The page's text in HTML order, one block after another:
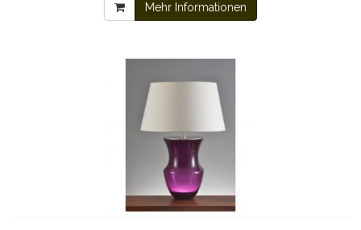
Mehr Informationen